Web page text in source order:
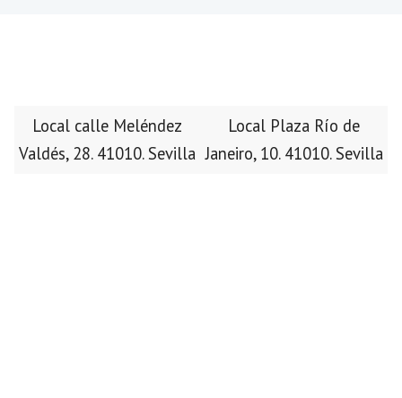
Local calle Meléndez
Valdés, 28. 41010. Sevilla
Local Plaza Río de
Janeiro, 10. 41010. Sevilla